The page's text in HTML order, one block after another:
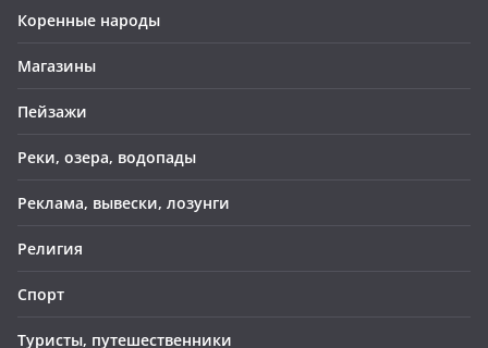
Коренные народы
Магазины
Пейзажи
Реки, озера, водопады
Реклама, вывески, лозунги
Религия
Спорт
Туристы, путешественники